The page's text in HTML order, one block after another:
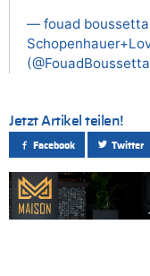
— fouad boussetta
Jetzt Artikel teilen!
Facebook Twitter